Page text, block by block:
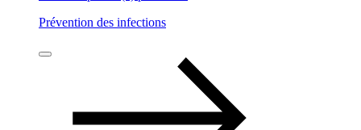
Prévention des infections